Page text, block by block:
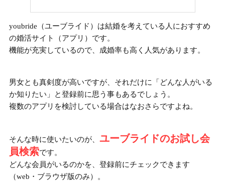
youbride（ユーブライド）は結婚を考えている人におすすめ
の婚活サイト（アプリ） です。
機能が充実しているので、成婚率も高く人気があります。
男女とも真剣度が高いですが、それだけに「どんな人がいる
か知りたい」と登録前に思う事もあるでしょう。
複数のアプリを検討している場合はなおさらですよね。
そんな時に使いたいのが、 ユーブライドのお試し会
員検索です。
どんな会員がいるのかを、登録前にチェックできます
（web・ブラウザ版のみ）。